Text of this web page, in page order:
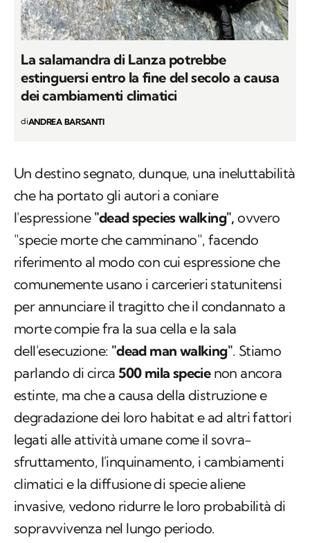
La salamandra di Lanza potrebbe
estinguersi entro la fine del secolo a causa
dei cambiamenti climatici
diANDREA BARSANTI
Un destino segnato, dunque, una ineluttabilità
che ha portato gli autori a coniare
l'espressione "dead species walking", ovvero
"specie morte che camminano", facendo
riferimento al modo con cui espressione che
comunemente usano i carcerieri statunitensi
per annunciare il tragitto che il condannato a
morte compie fra la sua cella e la sala
dell'esecuzione: "dead man walking". Stiamo
parlando di circa500 mila specienon ancora
estinte, ma che a causa della distruzione e
degradazione dei loro habitat e ad altri fattori
legati alle attività umane come il sovra-
sfruttamento, l'inquinamento, i cambiamenti
climatici e la diffusione di specie aliene
invasive, vedono ridurre le loro probabilità di
sopravvivenza nel lungo periodo.